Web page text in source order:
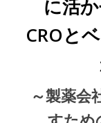
に活
CROと
～製薬会